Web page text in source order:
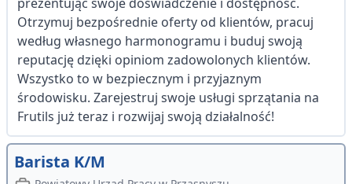
Otrzymuj bezpośrednie oferty od klientów, pracuj
według własnego harmonogramu i buduj swoją
reputację dzięki opiniom zadowolonych klientów.
Wszystko to w bezpiecznym i przyjaznym
środowisku. Zarejestruj swoje usługi sprzątania na
Frutils już teraz i rozwijaj swoją działalność!
Barista K/M